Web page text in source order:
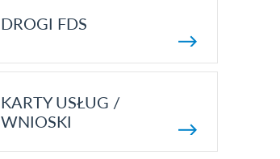
DROGI FDS
KARTY USŁUG /
WNIOSKI